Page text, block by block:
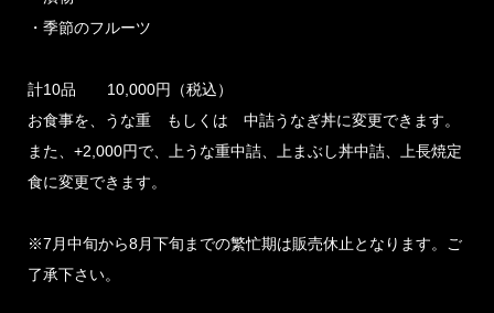
・季節のフルーツ
計10品 10,000円（税込）
お食事を、うな重 もしくは 中詰うなぎ丼に変更できます。
また、+2,000円で、上うな重中詰、上まぶし丼中詰、上長焼定
食に変更できます。
※7月中旬から8月下旬までの繁忙期は販売休止となります。ご
了承下さい。